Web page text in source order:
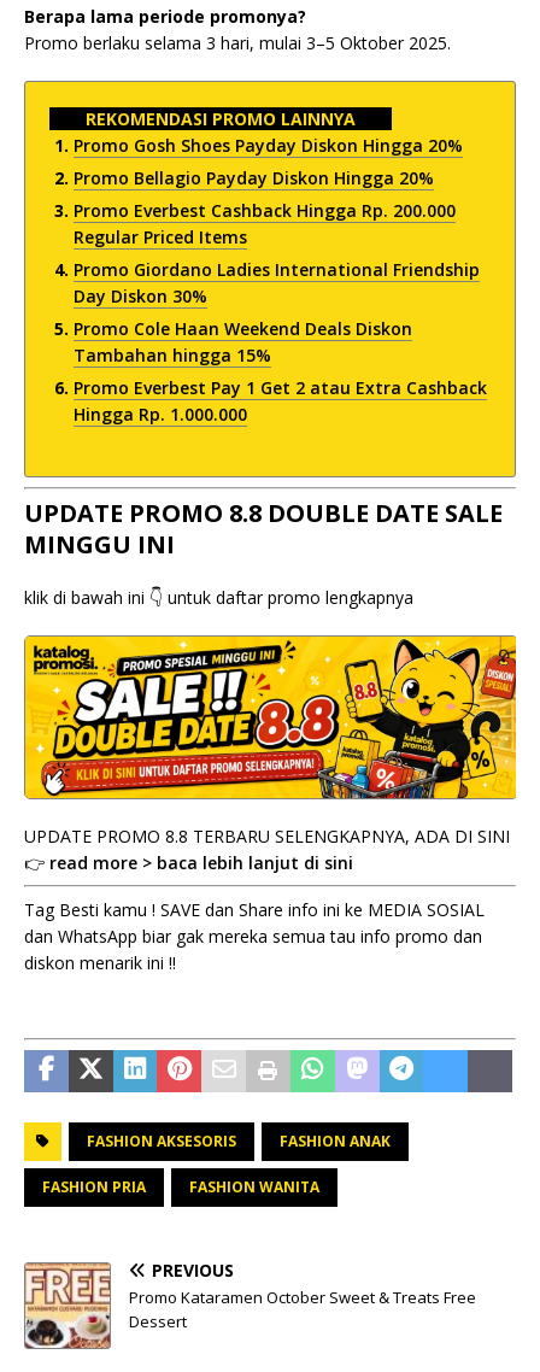
Berapa lama periode promonya?
Promo berlaku selama 3 hari, mulai 3–5 Oktober 2025.
REKOMENDASI PROMO LAINNYA
Promo Gosh Shoes Payday Diskon Hingga 20%
Promo Bellagio Payday Diskon Hingga 20%
Promo Everbest Cashback Hingga Rp. 200.000
Regular Priced Items
Promo Giordano Ladies International Friendship
Day Diskon 30%
Promo Cole Haan Weekend Deals Diskon
Tambahan hingga 15%
Promo Everbest Pay 1 Get 2 atau Extra Cashback
Hingga Rp. 1.000.000
UPDATE PROMO 8.8 DOUBLE DATE SALE
MINGGU INI
klik di bawah ini 👇 untuk daftar promo lengkapnya
UPDATE PROMO 8.8 TERBARU SELENGKAPNYA, ADA DI SINI
👉 read more > baca lebih lanjut di sini
Tag Besti kamu ! SAVE dan Share info ini ke MEDIA SOSIAL
dan WhatsApp biar gak mereka semua tau info promo dan
diskon menarik ini !!
FASHION AKSESORIS FASHION ANAK
FASHION PRIA FASHION WANITA
PREVIOUS
Promo Kataramen October Sweet & Treats Free
Dessert